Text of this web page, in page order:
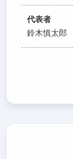
代表者
鈴木慎太郎